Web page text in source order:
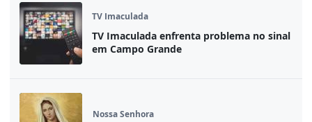
TV Imaculada
TV Imaculada enfrenta problema no sinal
em Campo Grande
Nossa Senhora